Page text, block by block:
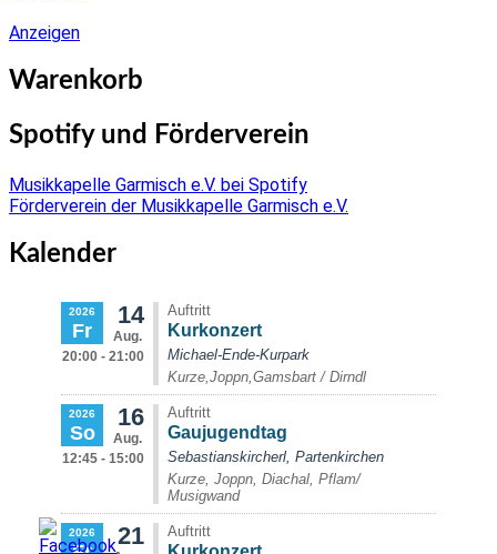
Anzeigen
Warenkorb
Spotify und Förderverein
Musikkapelle Garmisch e.V. bei Spotify
Förderverein der Musikkapelle Garmisch e.V.
Kalender